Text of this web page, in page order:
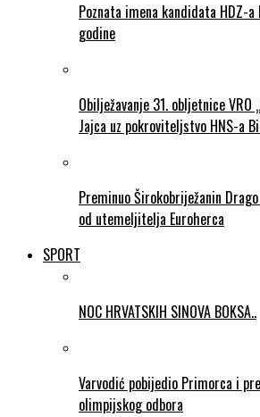
Poznata imena kandidata HDZ-
godine
Obilježavanje 31. obljetnice
Jajca uz pokroviteljstvo HNS-a
Preminuo Širokobriježanin
od utemeljitelja Euroherca
SPORT
NOC HRVATSKIH SINOVA BOKSA..
Varvodić pobijedio Primorca i
olimpijskog odbora